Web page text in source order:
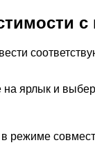
ярлык и
режиме